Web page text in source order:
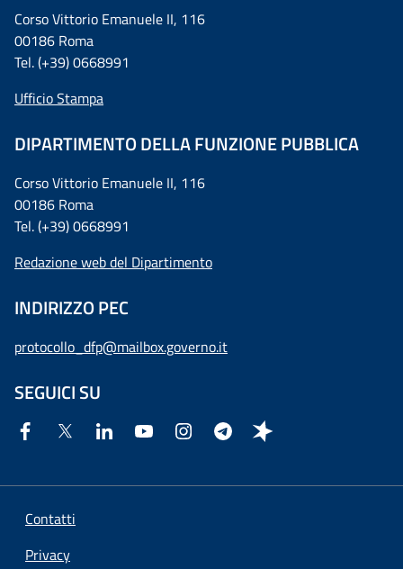
Corso Vittorio Emanuele II, 116
00186 Roma
Tel. (+39) 0668991
Ufficio Stampa
DIPARTIMENTO DELLA FUNZIONE PUBBLICA
Corso Vittorio Emanuele II, 116
00186 Roma
Tel. (+39) 0668991
Redazione web del Dipartimento
INDIRIZZO PEC
protocollo_dfp@mailbox.governo.it
SEGUICI SU
Contatti
Privacy